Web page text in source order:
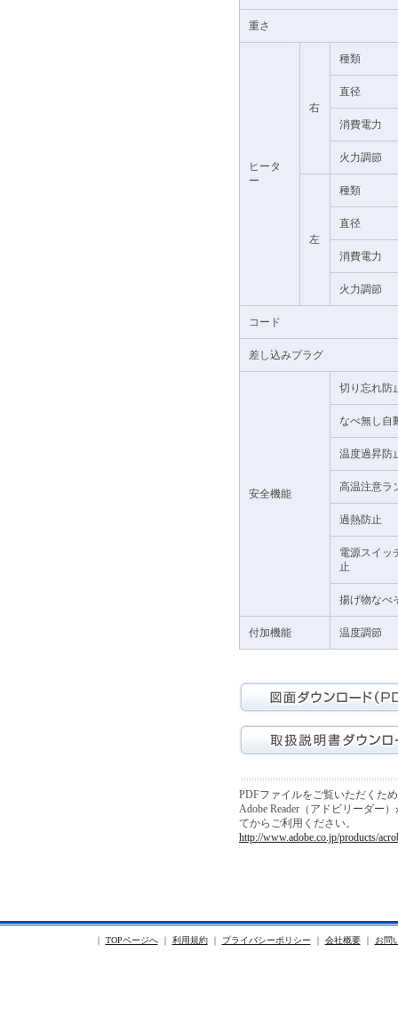
重さ
ヒータ
ー
右
種類
直径
消費電力
火力調節
左
種類
直径
消費電力
火力調節
コード
差し込みプラグ
安全機能
切り忘れ防
なべ無し自
温度過昇防
高温注意ラ
過熱防止
電源スイッ
止
揚げ物なべ
付加機能 温度調節
PDFファイルをご覧いただくた
Adobe Reader（アドビリーダー
てからご利用ください。
http://www.adobe.co.jp/products/
｜ TOPページへ｜ 利用規約｜ プライバシーポリシー ｜ 会社概要｜ お問